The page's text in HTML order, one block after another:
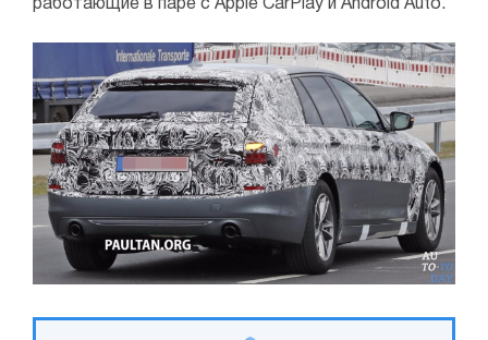
работающие в паре с Apple CarPlay и Android Auto.